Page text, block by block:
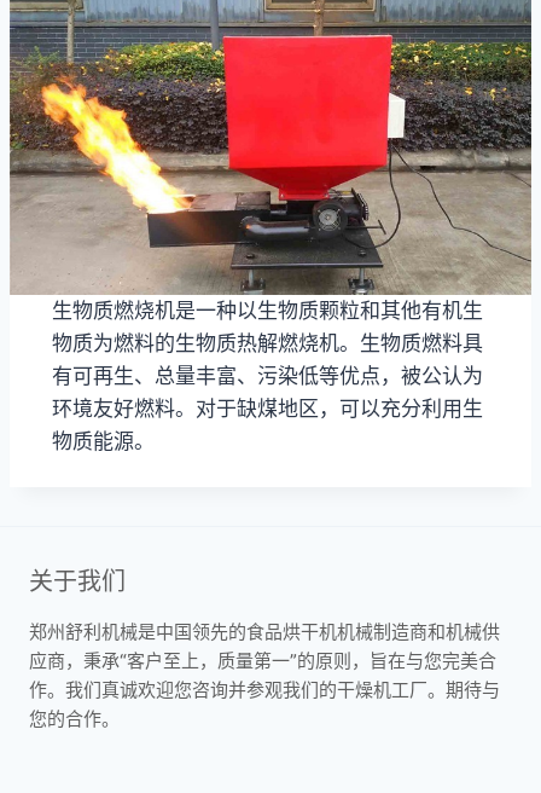
生物质燃烧机是一种以生物质颗粒和其他有机生
物质为燃料的生物质热解燃烧机。生物质燃料具
有可再生、总量丰富、污染低等优点，被公认为
环境友好燃料。对于缺煤地区，可以充分利用生
物质能源。
关于我们
郑州舒利机械是中国领先的食品烘干机机械制造商和机械供
应商，秉承“客户至上，质量第一”的原则，旨在与您完美合
作。我们真诚欢迎您咨询并参观我们的干燥机工厂。期待与
您的合作。